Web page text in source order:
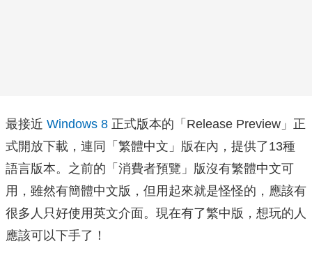
最接近 Windows 8 正式版本的「Release Preview」正
式開放下載，連同「繁體中文」版在內，提供了13種
語言版本。之前的「消費者預覽」版沒有繁體中文可
用，雖然有簡體中文版，但用起來就是怪怪的，應該有
很多人只好使用英文介面。現在有了繁中版，想玩的人
應該可以下手了！